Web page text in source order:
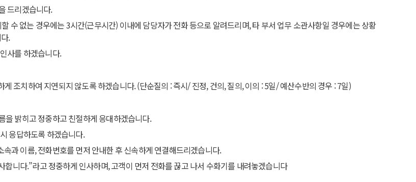
드리겠습니다.
수 없는 경우에는 3시간(근무시간) 이내에 담당자가 전화 등으로 알려드리며, 타 부서 업무 소관사항일 경우에는 상황
.
사를 하겠습니다.
조치하여 지연되지 않도록 하겠습니다. (단순질의 : 즉시/ 진정, 건의, 질의, 이의 : 5일/ 예산수반의 경우 : 7일)
을 밝히고 정중하고 친절하게 응대하겠습니다.
응답하도록 하겠습니다.
과 이름, 전화번호를 먼저 안내한 후 신속하게 연결해드리겠습니다.
니다.”라고 정중하게 인사하며, 고객이 먼저 전화를 끊고 나서 수화기를 내려놓겠습니다